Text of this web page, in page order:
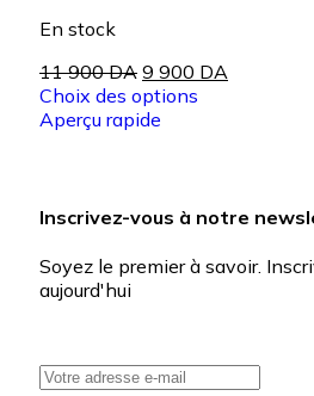
En stock
11 900DA 9 900 DA
Choix des options
Aperçu rapide
Inscrivez-vous à notre
Soyez le premier à savoir.
aujourd'hui